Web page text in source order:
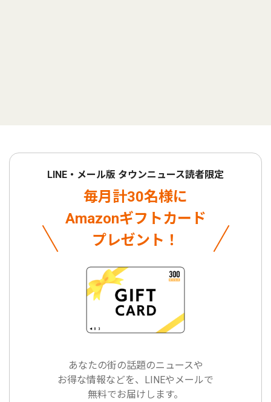
LINE・メール版 タウンニュース読者限定
毎月計30名様に
Amazonギフトカード
プレゼント！
あなたの街の話題のニュースや
お得な情報などを、LINEやメールで
無料でお届けします。